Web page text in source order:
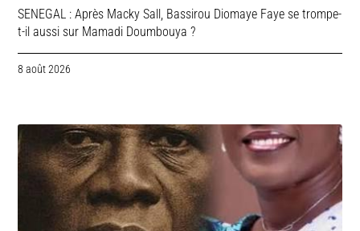
SENEGAL : Après Macky Sall, Bassirou Diomaye Faye se trompe-
t-il aussi sur Mamadi Doumbouya ?
8 août 2026